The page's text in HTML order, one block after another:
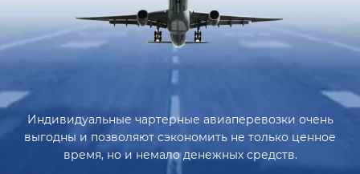
Индивидуальные чартерные авиаперевозки очень
выгодны и позволяют сэкономить не только ценное
время, но и немало денежных средств.